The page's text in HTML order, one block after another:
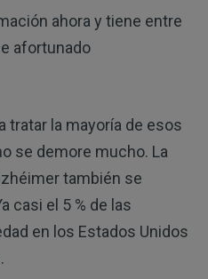
ahora y tiene entre
afortunado
tratar la mayoría de esos
se demore mucho. La
también se
casi el 5 % de las
en los Estados Unidos